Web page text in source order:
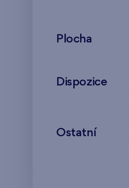
Plocha
Dispozice
Ostatní